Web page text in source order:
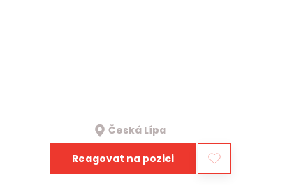
Česká Lípa
Reagovat na pozici